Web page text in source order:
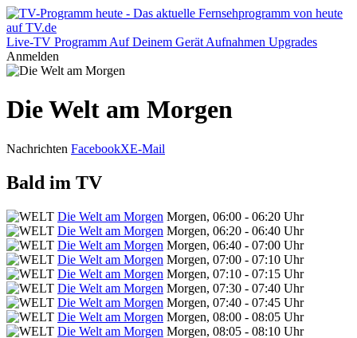
Live-TV Programm Auf Deinem Gerät Aufnahmen Upgrades
Anmelden
Die Welt am Morgen
Nachrichten FacebookXE-Mail
Bald im TV
Die Welt am Morgen Morgen, 06:00 - 06:20 Uhr
Die Welt am Morgen Morgen, 06:20 - 06:40 Uhr
Die Welt am Morgen Morgen, 06:40 - 07:00 Uhr
Die Welt am Morgen Morgen, 07:00 - 07:10 Uhr
Die Welt am Morgen Morgen, 07:10 - 07:15 Uhr
Die Welt am Morgen Morgen, 07:30 - 07:40 Uhr
Die Welt am Morgen Morgen, 07:40 - 07:45 Uhr
Die Welt am Morgen Morgen, 08:00 - 08:05 Uhr
Die Welt am Morgen Morgen, 08:05 - 08:10 Uhr